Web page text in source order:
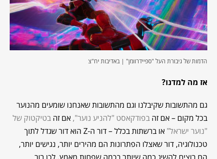
הדמות של גיבורת העל "ספיידרוומן" | באדיבות יח"צ
אז מה למדנו?
גם מהתשובות שקיבלנו וגם מהתשובות שאנחנו שומעים מהנוער
בכל מקום – אם זה בפודקאסט "להניע נוער", אם זה בטיקטוק של
"נוער ישראל"
או ברשתות בכלל – דור ה-Z הוא דור שגדל לתוך
טכנולוגיה, דור שאצלו הפתרונות הם מהירים יותר, נגישים יותר,